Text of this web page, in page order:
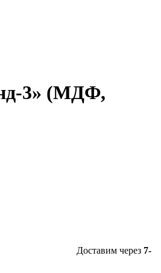
3» (МДФ,
Доставим через 7-